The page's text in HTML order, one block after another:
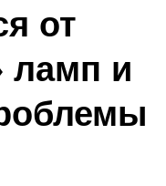
от
ламп и